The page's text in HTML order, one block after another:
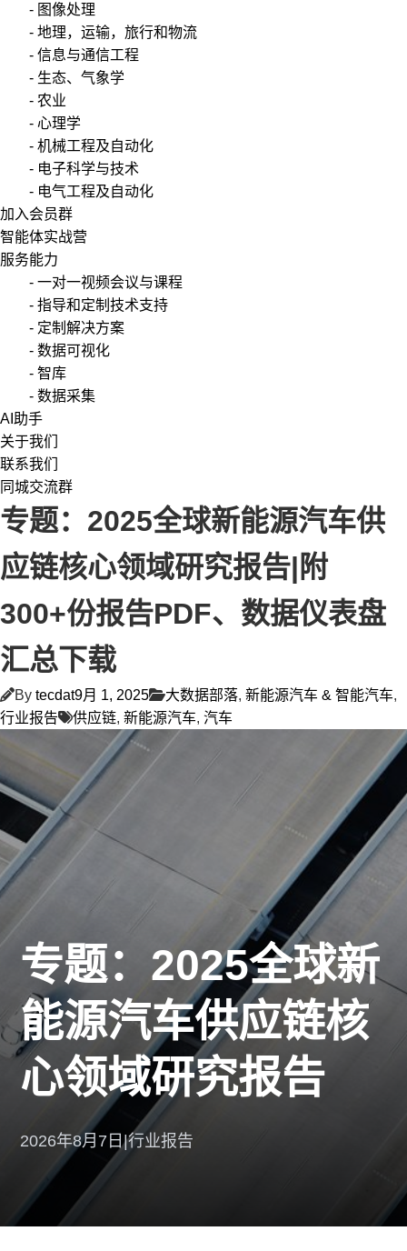
- 图像处理
- 地理，运输，旅行和物流
- 信息与通信工程
- 生态、气象学
- 农业
- 心理学
- 机械工程及自动化
- 电子科学与技术
- 电气工程及自动化
加入会员群
智能体实战营
服务能力
- 一对一视频会议与课程
- 指导和定制技术支持
- 定制解决方案
- 数据可视化
- 智库
- 数据采集
AI助手
关于我们
联系我们
同城交流群
专题：2025全球新能源汽车供
应链核心领域研究报告|附
300+份报告PDF、数据仪表盘
汇总下载
By tecdat9月 1, 2025 大数据部落, 新能源汽车 & 智能汽车,
行业报告
供应链, 新能源汽车, 汽车
专题：2025全球新
能源汽车供应链核
心领域研究报告
2026年8月7日|行业报告